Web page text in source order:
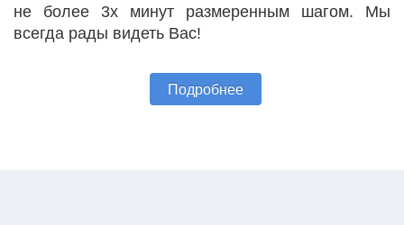
не более 3х минут размеренным шагом. Мы
всегда рады видеть Вас!
Подробнее